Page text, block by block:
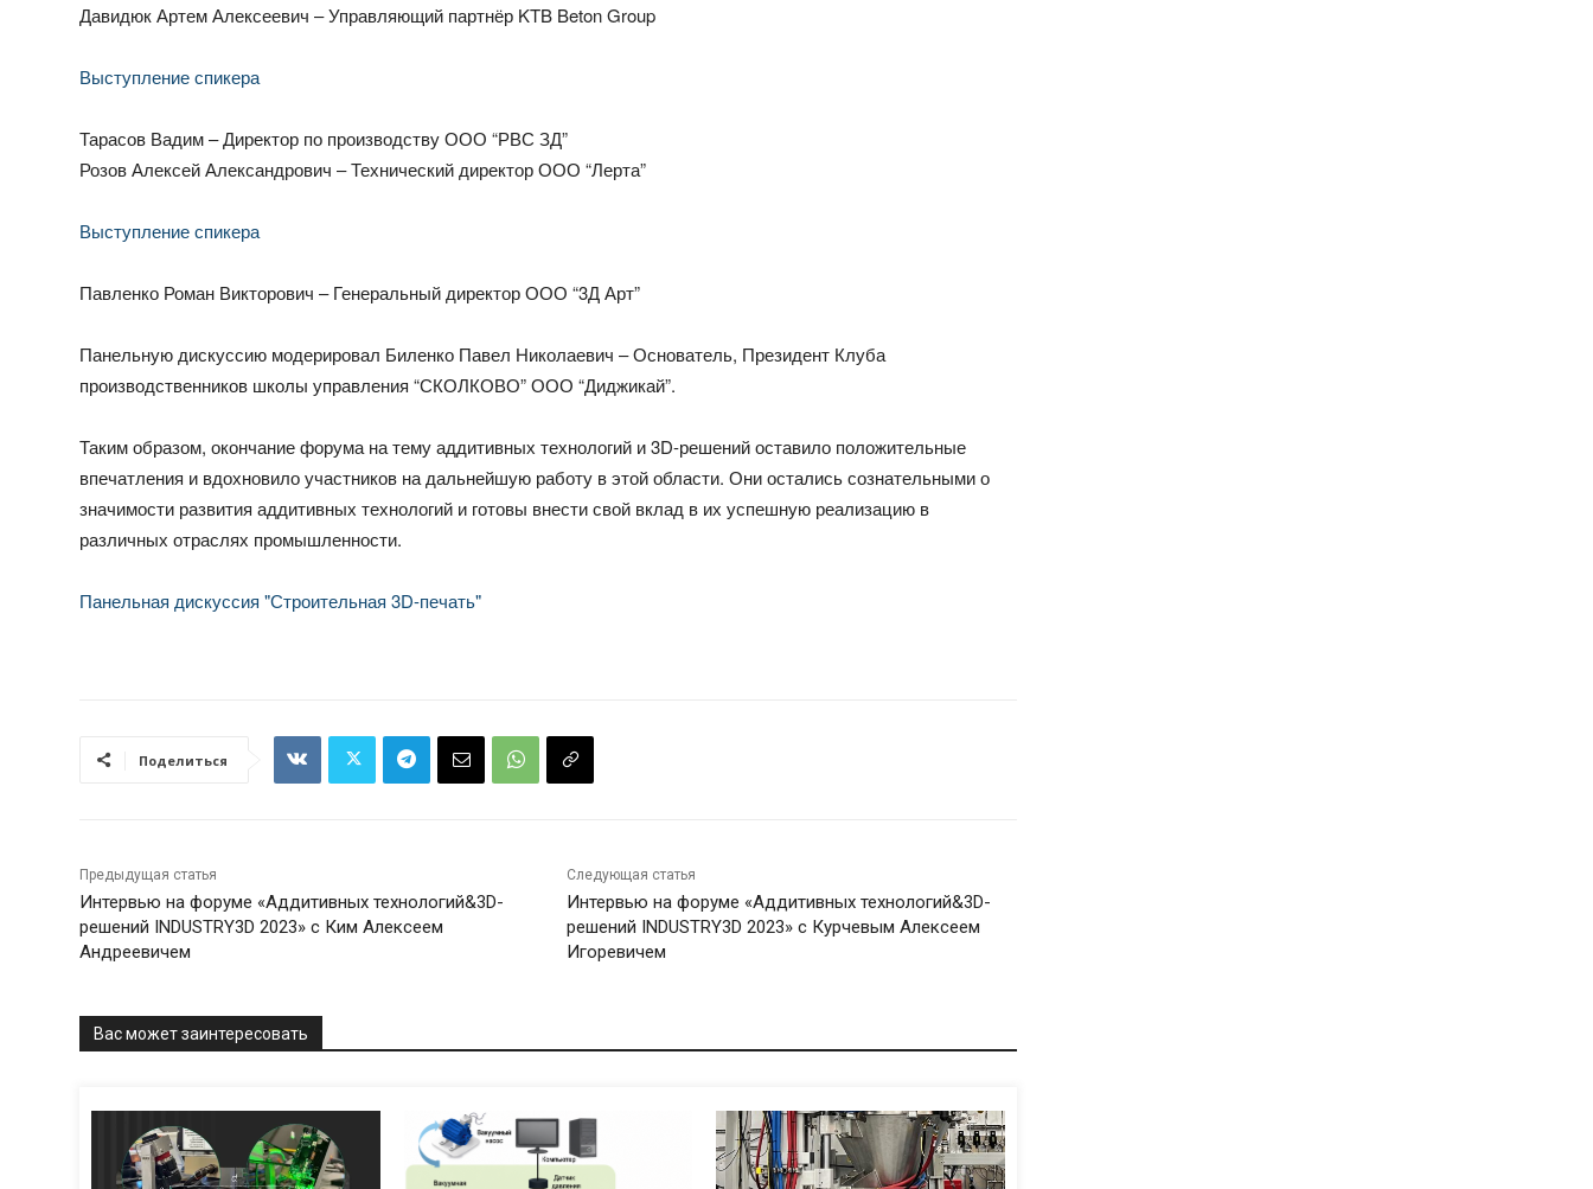
Давидюк Артем Алексеевич – Управляющий партнёр KTB Beton Group
Выступление спикера
Тарасов Вадим – Директор по производству ООО “РВС ЗД”
Розов Алексей Александрович – Технический директор ООО “Лерта”
Выступление спикера
Павленко Роман Викторович – Генеральный директор ООО “3Д Арт”
Панельную дискуссию модерировал Биленко Павел Николаевич – Основатель, Президент Клуба
производственников школы управления “СКОЛКОВО” ООО “Диджикай”.
Таким образом, окончание форума на тему аддитивных технологий и 3D-решений оставило положительные
впечатления и вдохновило участников на дальнейшую работу в этой области. Они остались сознательными о
значимости развития аддитивных технологий и готовы внести свой вклад в их успешную реализацию в
различных отраслях промышленности.
Панельная дискуссия "Строительная 3D-печать"
Поделиться
Предыдущая статья
Интервью на форуме «Аддитивных технологий&3D-
решений INDUSTRY3D 2023» с Ким Алексеем
Андреевичем
Следующая статья
Интервью на форуме «Аддитивных технологий&3D-
решений INDUSTRY3D 2023» с Курчевым Алексеем
Игоревичем
Вас может заинтересовать